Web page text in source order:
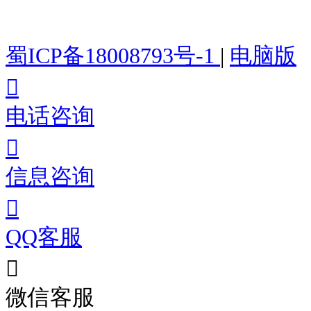
蜀ICP备18008793号-1 | 电脑版
电话咨询
信息咨询
QQ客服
微信客服